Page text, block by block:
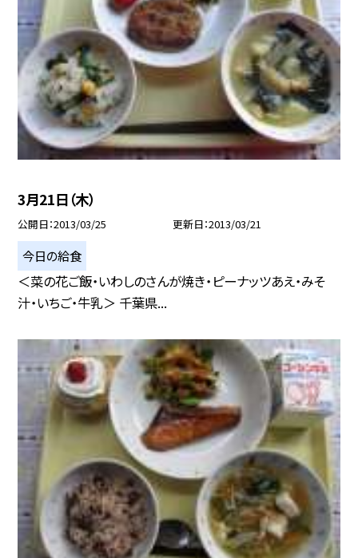
3月21日（木）
公開日 2013/03/25 更新日 2013/03/21
今日の給食
＜菜の花ご飯・いわしのさんが焼き・ピーナッツあえ・みそ
汁・いちご・牛乳＞ 千葉県...